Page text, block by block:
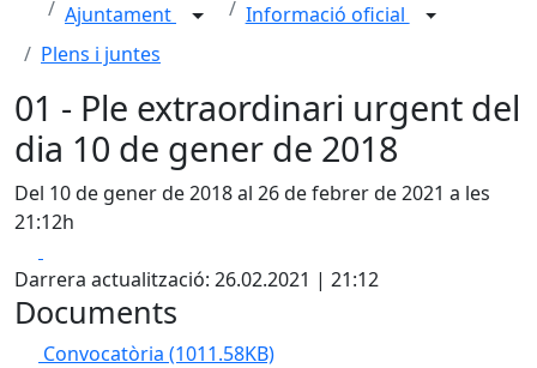
Ajuntament
Informació oficial
Plens i juntes
01 - Ple extraordinari urgent del
dia 10 de gener de 2018
Del 10 de gener de 2018 al 26 de febrer de 2021 a les
21:12h
Darrera actualització: 26.02.2021 | 21:12
Documents
Convocatòria (1011.58KB)